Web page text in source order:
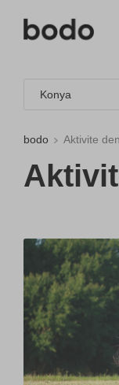
Konya
bodo Aktivite